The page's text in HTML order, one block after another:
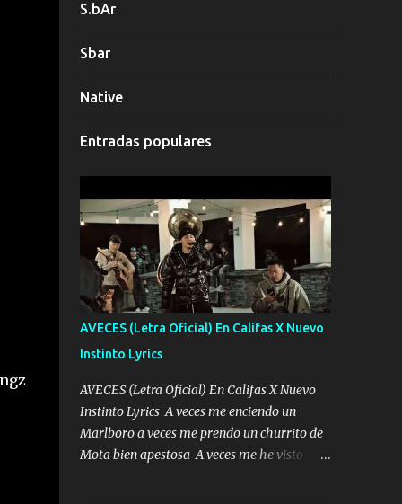
S.bAr
Sbar
Native
Entradas populares
AVECES (Letra Oficial) En Califas X Nuevo
Instinto Lyrics
AVECES (Letra Oficial) En Califas X Nuevo
Instinto Lyrics A veces me enciendo un
Marlboro a veces me prendo un churrito de
Mota bien apestosa A veces me he visto